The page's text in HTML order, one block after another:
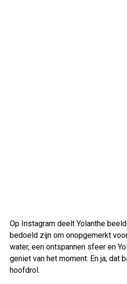
Op Instagram deelt Yolanthe
bedoeld zijn om onopgemerkt
water, een ontspannen sfeer en
geniet van het moment. En ja, dat
hoofdrol.